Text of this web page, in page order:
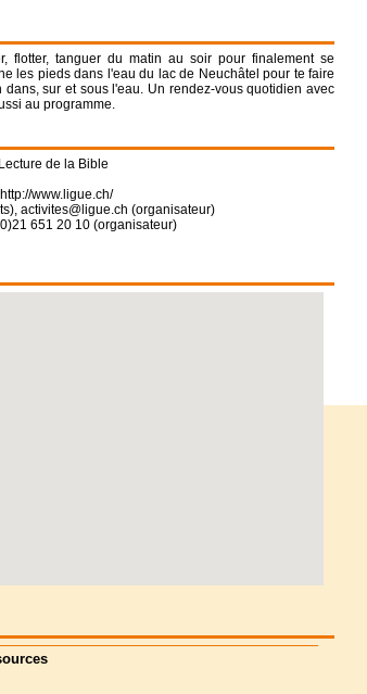
flotter, tanguer du matin au soir pour finalement se
les pieds dans l'eau du lac de Neuchâtel pour te faire
sur et sous l'eau. Un rendez-vous quotidien avec
au programme.
de la Bible
http://www.ligue.ch/
activites@ligue.ch (organisateur)
651 20 10 (organisateur)